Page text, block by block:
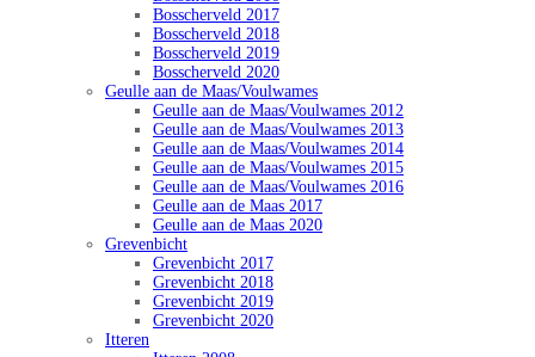
Bosscherveld 2017
Bosscherveld 2018
Bosscherveld 2019
Bosscherveld 2020
Geulle aan de Maas/Voulwames
Geulle aan de Maas/Voulwames 2012
Geulle aan de Maas/Voulwames 2013
Geulle aan de Maas/Voulwames 2014
Geulle aan de Maas/Voulwames 2015
Geulle aan de Maas/Voulwames 2016
Geulle aan de Maas 2017
Geulle aan de Maas 2020
Grevenbicht
Grevenbicht 2017
Grevenbicht 2018
Grevenbicht 2019
Grevenbicht 2020
Itteren